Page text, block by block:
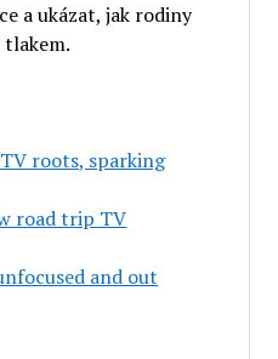
a ukázat, jak rodiny
tlakem.
roots, sparking
road trip TV
and out